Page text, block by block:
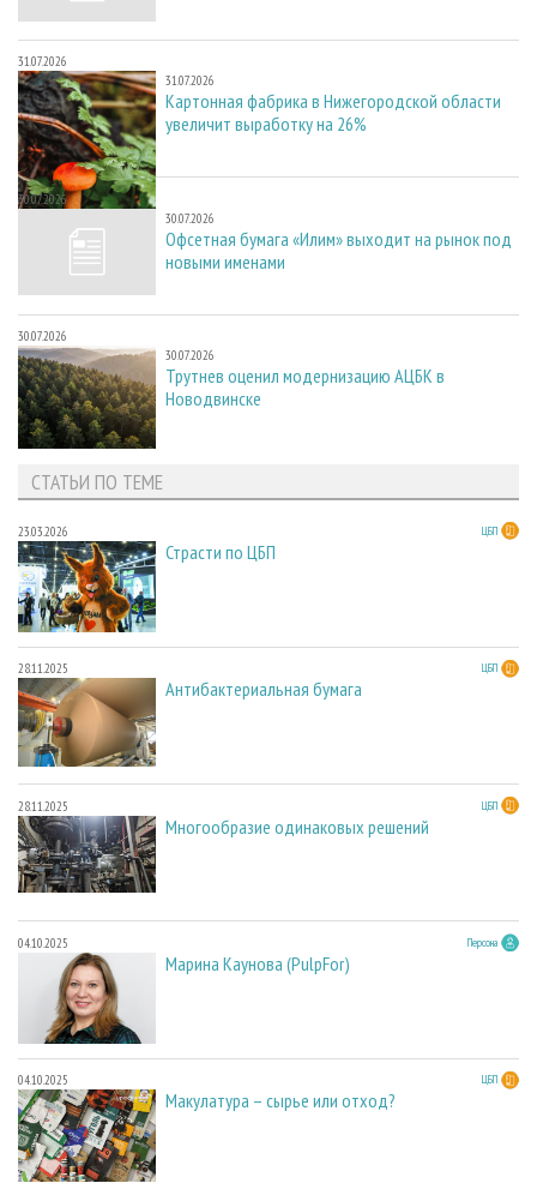
31.07.2026
31.07.2026
Картонная фабрика в Нижегородской области
увеличит выработку на 26%
30.07.2026
30.07.2026
Офсетная бумага «Илим» выходит на рынок под
новыми именами
30.07.2026
30.07.2026
Трутнев оценил модернизацию АЦБК в
Новодвинске
СТАТЬИ ПО ТЕМЕ
23.03.2026 ЦБП
Страсти по ЦБП
28.11.2025 ЦБП
Антибактериальная бумага
28.11.2025 ЦБП
Многообразие одинаковых решений
04.10.2025 Персона
Марина Каунова (PulpFor)
04.10.2025 ЦБП
Макулатура – сырье или отход?